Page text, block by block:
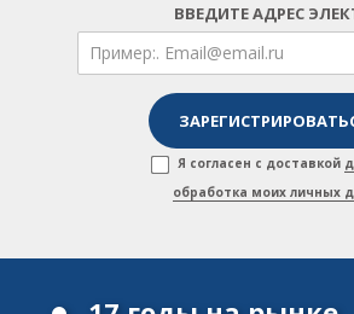
ВВЕДИТЕ АДРЕС
Я согласен с доставкой
обработка моих личных